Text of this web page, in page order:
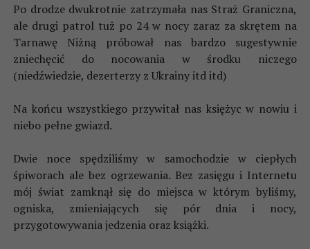
Po drodze dwukrotnie zatrzymała nas Straż Graniczna,
ale drugi patrol tuż po 24 w nocy zaraz za skrętem na
Tarnawę Niżną próbował nas bardzo sugestywnie
zniechęcić do nocowania w środku niczego
(niedźwiedzie, dezerterzy z Ukrainy itd itd)
Na końcu wszystkiego przywitał nas księżyc w nowiu i
niebo pełne gwiazd.
Dwie noce spędziliśmy w samochodzie w ciepłych
śpiworach ale bez ogrzewania. Bez zasięgu i Internetu
mój świat zamknął się do miejsca w którym byliśmy,
ogniska, zmieniających się pór dnia i nocy,
przygotowywania jedzenia oraz książki.